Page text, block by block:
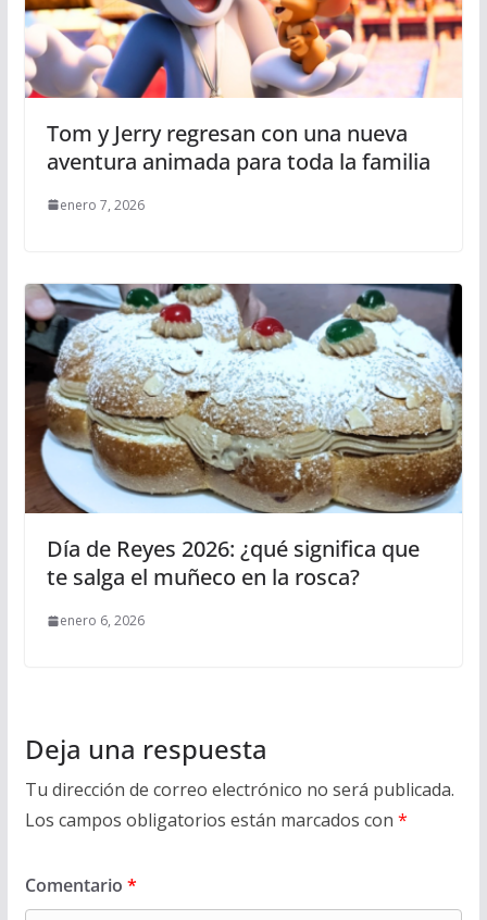
Tom y Jerry regresan con una nueva
aventura animada para toda la familia
enero 7, 2026
Día de Reyes 2026: ¿qué significa que
te salga el muñeco en la rosca?
enero 6, 2026
Deja una respuesta
Tu dirección de correo electrónico no será publicada.
Los campos obligatorios están marcados con *
Comentario *